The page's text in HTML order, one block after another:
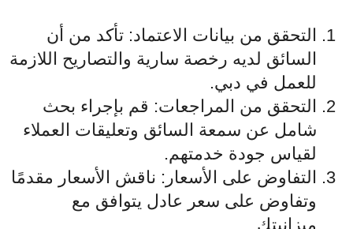
التحقق من بيانات الاعتماد: تأكد من أن
السائق لديه رخصة سارية والتصاريح اللازمة
للعمل في دبي.
التحقق من المراجعات: قم بإجراء بحث
شامل عن سمعة السائق وتعليقات العملاء
لقياس جودة خدمتهم.
التفاوض على الأسعار: ناقش الأسعار مقدمًا
وتفاوض على سعر عادل يتوافق مع
ميزانيتك.